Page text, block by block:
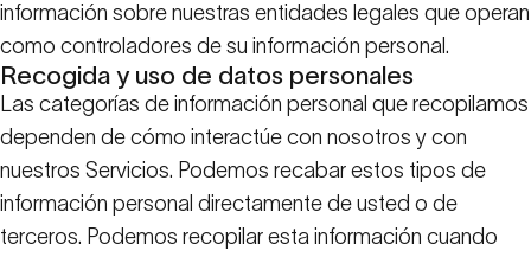
información sobre nuestras entidades legales que operan
como controladores de su información personal.
Recogida y uso de datos personales
Las categorías de información personal que recopilamos
dependen de cómo interactúe con nosotros y con
nuestros Servicios. Podemos recabar estos tipos de
información personal directamente de usted o de
terceros. Podemos recopilar esta información cuando